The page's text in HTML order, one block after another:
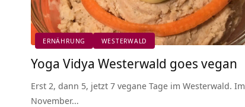
ERNÄHRUNG WESTERWALD
Yoga Vidya Westerwald goes vegan
Erst 2, dann 5, jetzt 7 vegane Tage im Westerwald. Im
November…